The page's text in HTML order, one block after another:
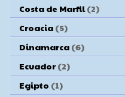
Costa de Marfil (2)
Croacia (5)
Dinamarca (6)
Ecuador (2)
Egipto (1)